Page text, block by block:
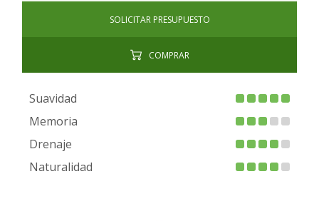
SOLICITAR PRESUPUESTO
COMPRAR
Suavidad
Memoria
Drenaje
Naturalidad